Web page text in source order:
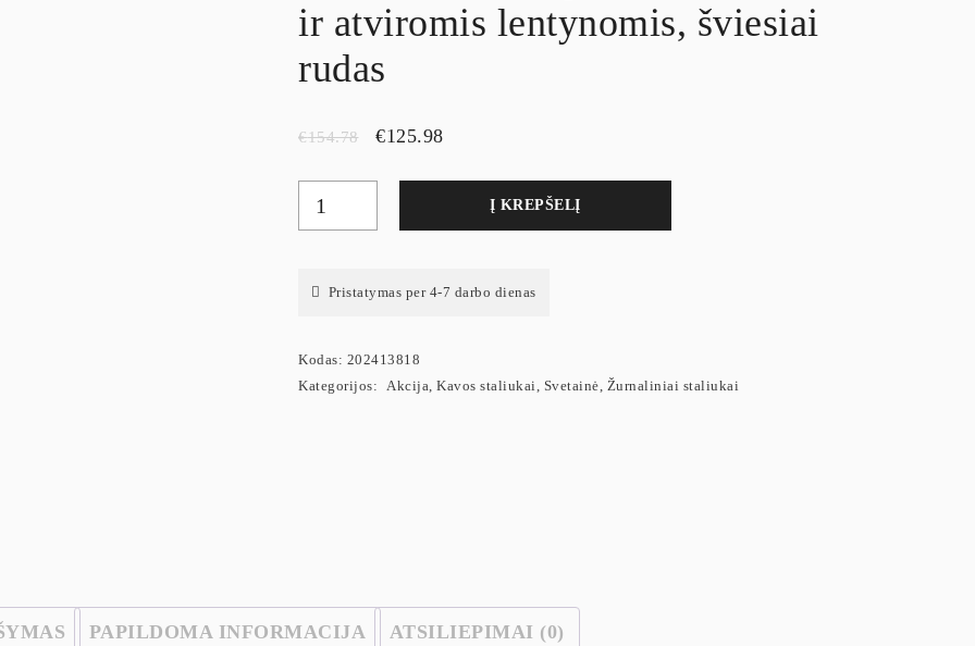
ir atviromis lentynomis, šviesiai
rudas
€154.78 €125.98
Į KREPŠELĮ
Pristatymas per 4-7 darbo dienas
Kodas: 202413818
Kategorijos: Akcija, Kavos staliukai, Svetainė, Žurnaliniai staliukai
PAPILDOMA INFORMACIJA ATSILIEPIMAI (0)